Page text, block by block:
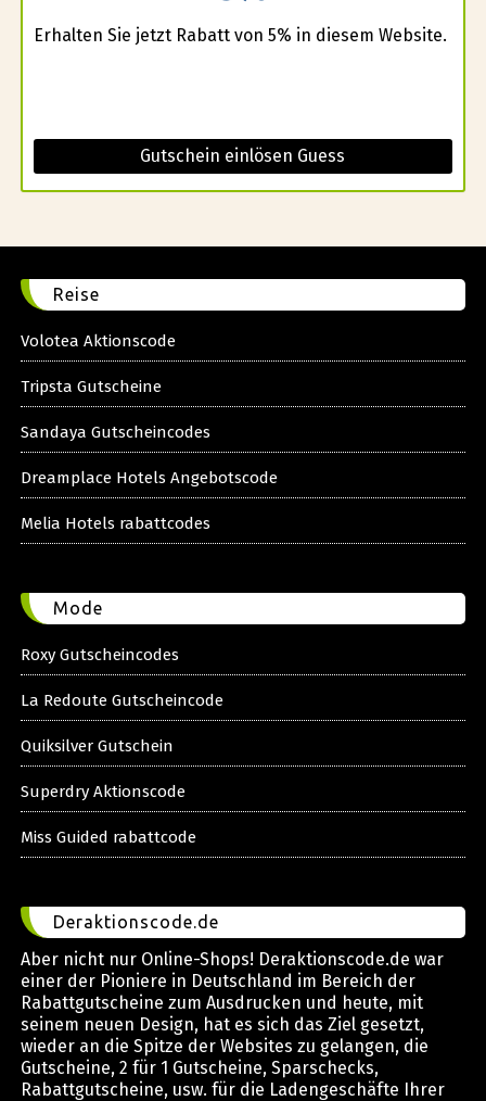
Erhalten Sie jetzt Rabatt von 5% in diesem Website.
Gutschein einlösen Guess
Reise
Volotea Aktionscode
Tripsta Gutscheine
Sandaya Gutscheincodes
Dreamplace Hotels Angebotscode
Melia Hotels rabattcodes
Mode
Roxy Gutscheincodes
La Redoute Gutscheincode
Quiksilver Gutschein
Superdry Aktionscode
Miss Guided rabattcode
Deraktionscode.de
Aber nicht nur Online-Shops! Deraktionscode.de war
einer der Pioniere in Deutschland im Bereich der
Rabattgutscheine zum Ausdrucken und heute, mit
seinem neuen Design, hat es sich das Ziel gesetzt,
wieder an die Spitze der Websites zu gelangen, die
Gutscheine, 2 für 1 Gutscheine, Sparschecks,
Rabattgutscheine, usw. für die Ladengeschäfte Ihrer